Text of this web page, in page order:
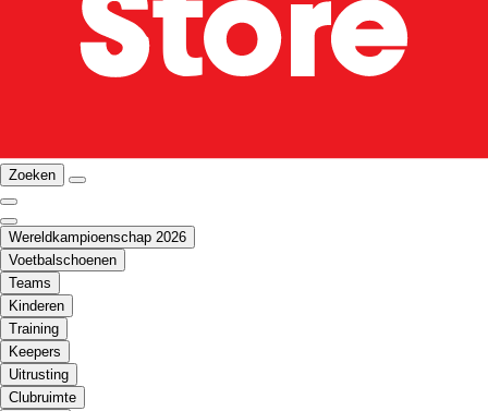
Zoeken
Wereldkampioenschap 2026
Voetbalschoenen
Teams
Kinderen
Training
Keepers
Uitrusting
Clubruimte